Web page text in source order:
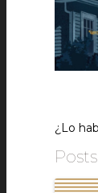
¿Lo